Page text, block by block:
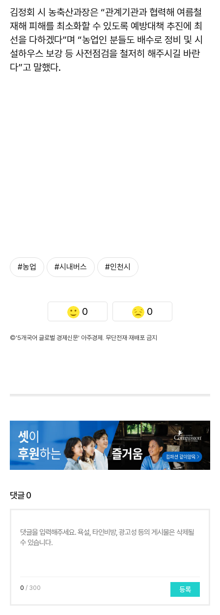
김정회 시 농축산과장은 “관계기관과 협력해 여름철
재해 피해를 최소화할 수 있도록 예방대책 추진에 최
선을 다하겠다”며 “농업인 분들도 배수로 정비 및 시
설하우스 보강 등 사전점검을 철저히 해주시길 바란
다”고 말했다.
#농업 #시내버스 #인천시
0 0
©'5개국어 글로벌 경제신문' 아주경제. 무단전재·재배포 금지
댓글0
0 / 300 등록